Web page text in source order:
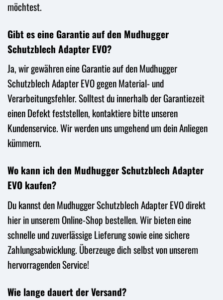
möchtest.
Gibt es eine Garantie auf den Mudhugger
Schutzblech Adapter EVO?
Ja, wir gewähren eine Garantie auf den Mudhugger
Schutzblech Adapter EVO gegen Material- und
Verarbeitungsfehler. Solltest du innerhalb der Garantiezeit
einen Defekt feststellen, kontaktiere bitte unseren
Kundenservice. Wir werden uns umgehend um dein Anliegen
kümmern.
Wo kann ich den Mudhugger Schutzblech Adapter
EVO kaufen?
Du kannst den Mudhugger Schutzblech Adapter EVO direkt
hier in unserem Online-Shop bestellen. Wir bieten eine
schnelle und zuverlässige Lieferung sowie eine sichere
Zahlungsabwicklung. Überzeuge dich selbst von unserem
hervorragenden Service!
Wie lange dauert der Versand?